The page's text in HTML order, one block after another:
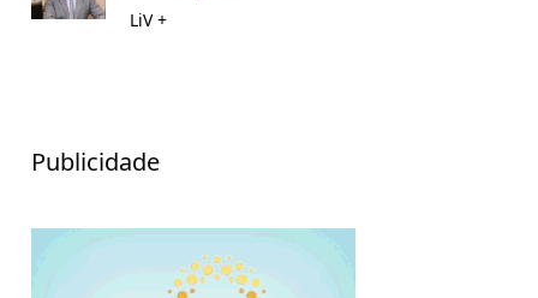
LiV +
Publicidade